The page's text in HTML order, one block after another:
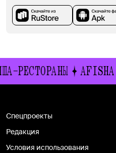
AFISHA.RU
Спецпроекты
Редакция
Условия использования